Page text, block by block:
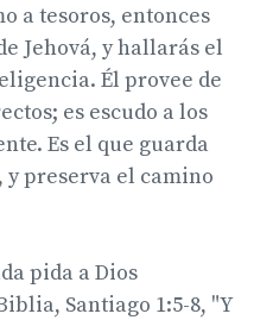
a tesoros, entonces
Jehová, y hallarás el
Él provee de
es escudo a los
Es el que guarda
preserva el camino
pida a Dios
Santiago 1:5-8, "Y